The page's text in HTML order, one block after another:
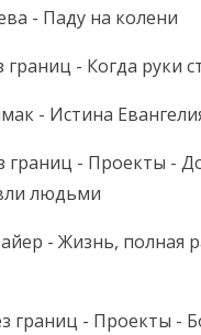
- Паду на колени
границ - Когда руки
- Истина
границ - Проекты -
людьми
- Жизнь, полная
границ - Проекты -